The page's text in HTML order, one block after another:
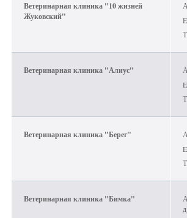
Ветеринарная клиника "10 жизней
Жуковский"
Ветеринарная клиника "Алиус"
Ветеринарная клиника "Берег"
Ветеринарная клиника "Бимка"